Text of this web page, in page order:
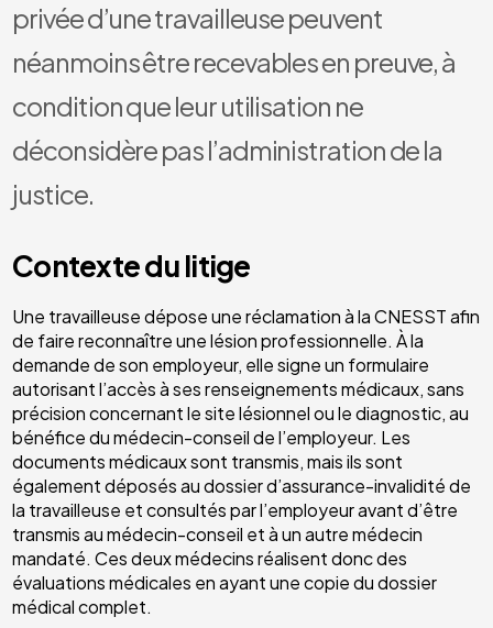
privée d’une travailleuse peuvent
néanmoins être recevables en preuve, à
condition que leur utilisation ne
déconsidère pas l’administration de la
justice.
Contexte du litige
Une travailleuse dépose une réclamation à la CNESST afin
de faire reconnaître une lésion professionnelle. À la
demande de son employeur, elle signe un formulaire
autorisant l’accès à ses renseignements médicaux, sans
précision concernant le site lésionnel ou le diagnostic, au
bénéfice du médecin-conseil de l’employeur. Les
documents médicaux sont transmis, mais ils sont
également déposés au dossier d’assurance-invalidité de
la travailleuse et consultés par l’employeur avant d’être
transmis au médecin-conseil et à un autre médecin
mandaté. Ces deux médecins réalisent donc des
évaluations médicales en ayant une copie du dossier
médical complet.